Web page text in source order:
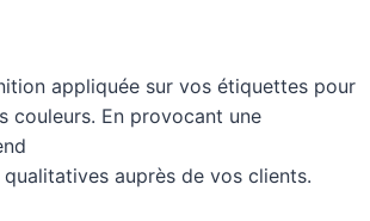
appliquée sur vos étiquettes pour
couleurs. En provocant une
auprès de vos clients.